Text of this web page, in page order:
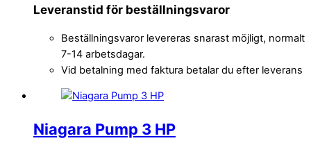
Leveranstid för beställningsvaror
Beställningsvaror levereras snarast möjligt, normalt
7-14 arbetsdagar.
Vid betalning med faktura betalar du efter leverans
Niagara Pump 3 HP